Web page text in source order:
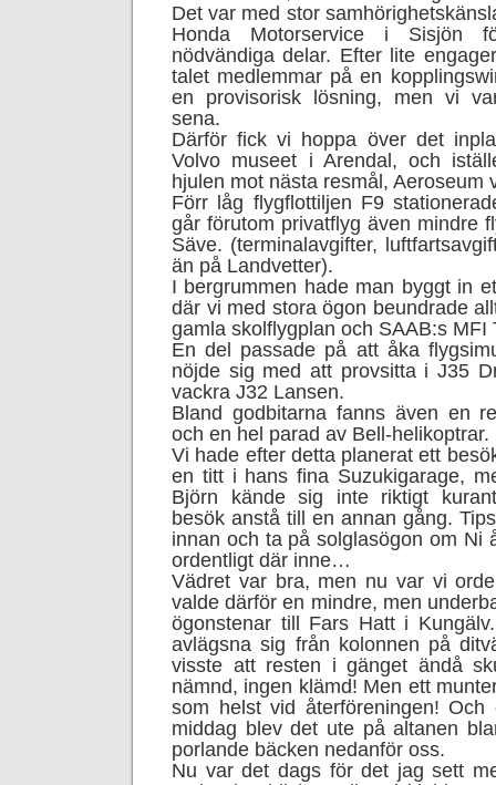
Det var med stor
Honda Motorservice i Sisjön
nödvändiga delar. Efter lite
talet medlemmar på en
en provisorisk lösning, men vi
sena.
Därför fick vi hoppa över det
Volvo museet i Arendal, och
hjulen mot nästa resmål, Aeroseum
Förr låg flygflottiljen F9
går förutom privatflyg även mindre
Säve. (terminalavgifter,
än på Landvetter).
I bergrummen hade man byggt in
där vi med stora ögon beundrade
gamla skolflygplan och SAAB:s MFI
En del passade på att åka
nöjde sig med att provsitta i J35
vackra J32 Lansen.
Bland godbitarna fanns även en
och en hel parad av Bell-helikoptrar.
Vi hade efter detta planerat ett
en titt i hans fina Suzukigarage,
Björn kände sig inte riktigt
besök anstå till en annan gång.
innan och ta på solglasögon om Ni
ordentligt där inne…
Vädret var bra, men nu var vi
valde därför en mindre, men
ögonstenar till Fars Hatt i
avlägsna sig från kolonnen på
visste att resten i gänget ändå
nämnd, ingen klämd! Men ett
som helst vid återföreningen! Och
middag blev det ute på altanen
porlande bäcken nedanför oss.
Nu var det dags för det jag sett